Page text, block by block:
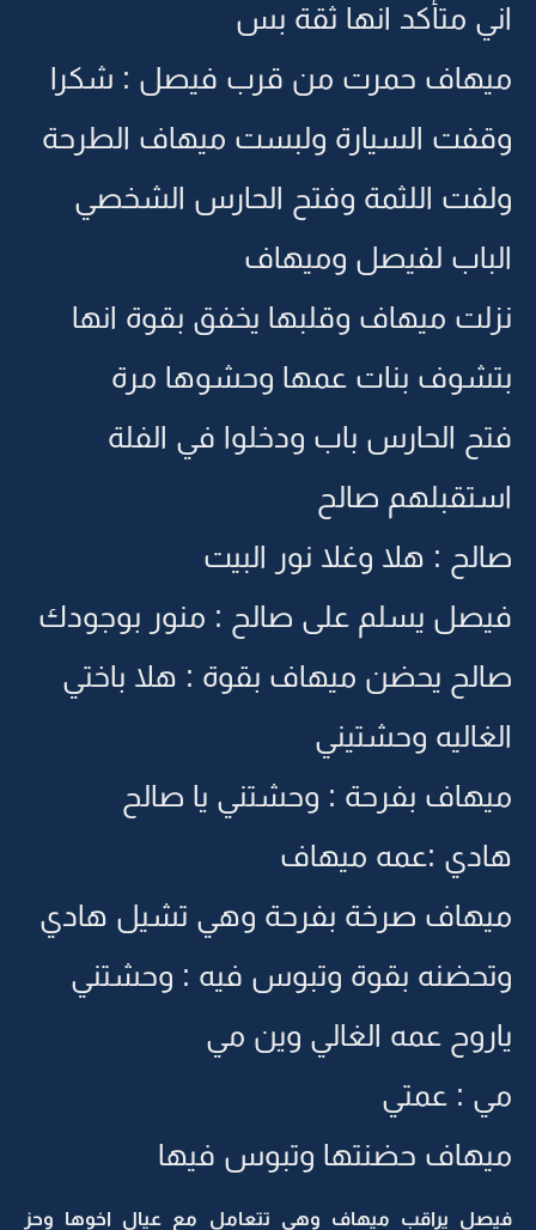
اني متأكد انها ثقة بس
ميهاف حمرت من قرب فيصل : شكرا
وقفت السيارة ولبست ميهاف الطرحة
ولفت اللثمة وفتح الحارس الشخصي
الباب لفيصل وميهاف
نزلت ميهاف وقلبها يخفق بقوة انها
بتشوف بنات عمها وحشوها مرة
فتح الحارس باب ودخلوا في الفلة
استقبلهم صالح
صالح : هلا وغلا نور البيت
فيصل يسلم على صالح : منور بوجودك
صالح يحضن ميهاف بقوة : هلا باختي
الغاليه وحشتيني
ميهاف بفرحة : وحشتني يا صالح
هادي :عمه ميهاف
ميهاف صرخة بفرحة وهي تشيل هادي
وتحضنه بقوة وتبوس فيه : وحشتني
ياروح عمه الغالي وين مي
مي : عمتي
ميهاف حضنتها وتبوس فيها
فيصل يراقب ميهاف وهي تتعامل مع عيال اخوها وحز